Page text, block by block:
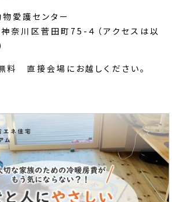
物愛護センター
区菅田町75-４（アクセスは以
料 直接会場にお越しください。